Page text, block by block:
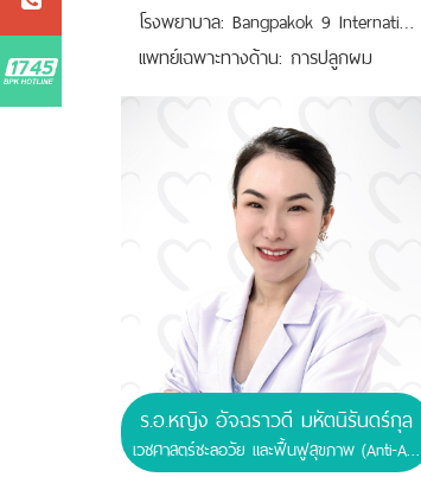
โรงพยาบาล: Bangpakok 9 International Hospital
เเพทย์เฉพาะทางด้าน: การปลูกผม
ร.อ.หญิง อัจฉราวดี มหัตนิรันดร์กุล
เวชศาสตร์ชะลอวัย และฟื้นฟูสุขภาพ (Anti-Aging & Regenerative Medicine)